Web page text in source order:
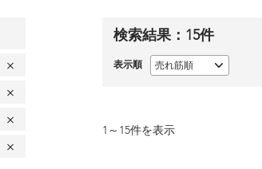
検索結果： 15件
表示順
1 ～ 15件を表示